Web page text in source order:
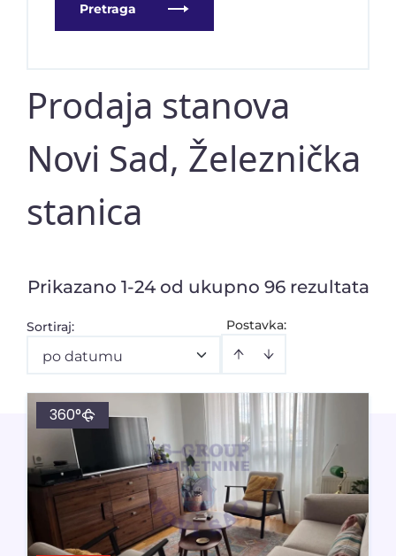
Pretraga
Prodaja stanova
Novi Sad, Železnička
stanica
Prikazano 1-24 od ukupno 96 rezultata
Postavka:
Sortiraj:
po datumu
360°